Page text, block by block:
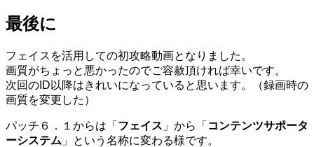
最後に
フェイスを活用しての初攻略動画となりました。
画質がちょっと悪かったのでご容赦頂ければ幸いです。
次回のID以降はきれいになっていると思います。（録画時の
画質を変更した）
パッチ６．１からは「 フェイス 」から「 コンテンツサポータ
ーシステム 」という名称に変わる様です。